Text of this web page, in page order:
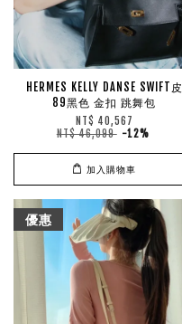
HERMES KELLY DANSE SWIFT皮
89黑色 金扣 跳舞包
NT$ 40,567
NT$ 46,099 -12%
加入購物車
優惠